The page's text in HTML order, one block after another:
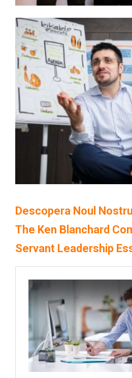
Descopera Noul
The Ken Blanchard
Servant Leadership